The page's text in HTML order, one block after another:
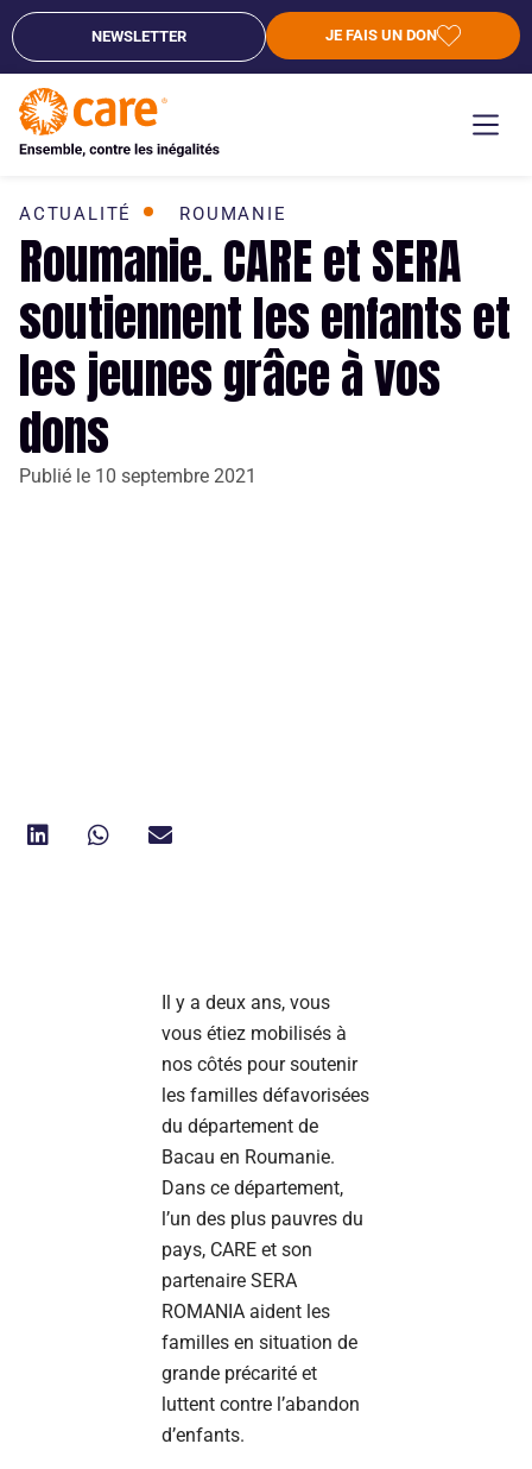
NEWSLETTER JE FAIS UN DON
ACTUALITÉ ROUMANIE
Roumanie. CARE et SERA
soutiennent les enfants et
les jeunes grâce à vos
dons
Publié le 10 septembre 2021
Il y a deux ans, vous
vous étiez mobilisés à
nos côtés pour soutenir
les familles défavorisées
du département de
Bacau en Roumanie.
Dans ce département,
l’un des plus pauvres du
pays, CARE et son
partenaire SERA
ROMANIA aident les
familles en situation de
grande précarité et
luttent contre l’abandon
d’enfants.